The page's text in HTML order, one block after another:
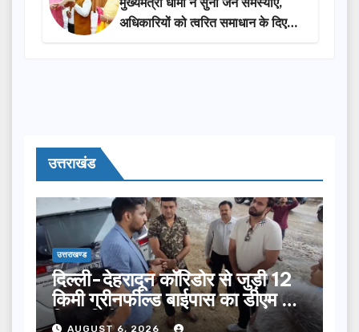
अधिकारियों को त्वरित समाधान के दिए
निर्देश
उत्तराखंड
उत्तराखण्ड
दिल्ली-देहरादून कॉरिडोर से जुड़ी 12
किमी ग्रीनफील्ड बाईपास का डीएम ने
किया निरीक्षण…
AUGUST 6, 2026